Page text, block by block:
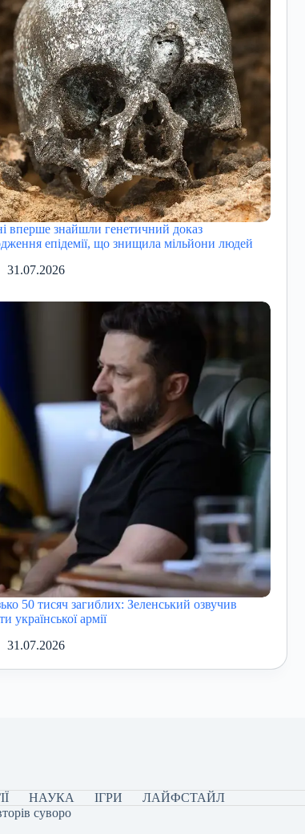
вперше знайшли генетичний доказ
епідемії, що знищила мільйони людей
31.07.2026
50 тисяч загиблих: Зеленський озвучив
української армії
31.07.2026
НАУКА ІГРИ
ЛАЙФСТАЙЛ
суворо